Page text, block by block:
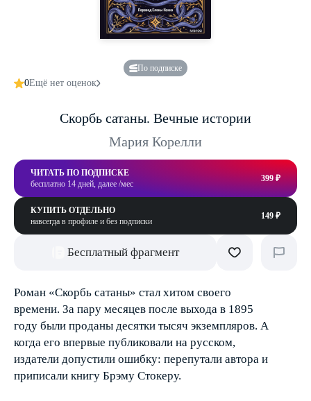
По подписке
0Ещё нет оценок
Скорбь сатаны. Вечные истории
Мария Корелли
ЧИТАТЬ ПО ПОДПИСКЕ
бесплатно 14 дней, далее /мес
399 ₽
КУПИТЬ ОТДЕЛЬНО
навсегда в профиле и без подписки
149 ₽
Бесплатный фрагмент
Роман «Скорбь сатаны» стал хитом своего
времени. За пару месяцев после выхода в 1895
году были проданы десятки тысяч экземпляров. А
когда его впервые публиковали на русском,
издатели допустили ошибку: перепутали автора и
приписали книгу Брэму Стокеру.